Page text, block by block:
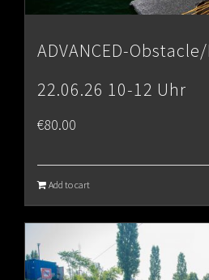
ADVANCED-
22.06.26 10-12 Uhr
€80.00
Add to cart